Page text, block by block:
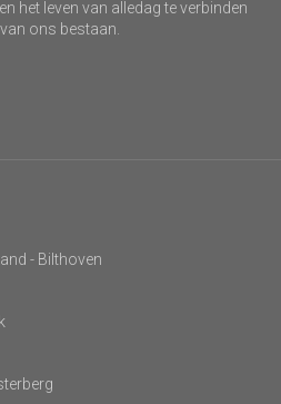
het leven van alledag te verbinden
ons bestaan.
- Bilthoven